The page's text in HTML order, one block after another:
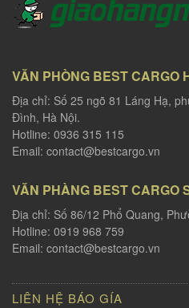
VĂN PHÒNG BEST CARGO
Địa chỉ: Số 25 ngõ 81 Láng Hạ,
Đình, Hà Nội.
Hotline: 0936 315 115
Email: contact@bestcargo.vn
VĂN PHÀNG BEST CARGO
Địa chỉ: Số 86/12 Phổ Quang,
Hotline: 0919 968 759
Email: contact@bestcargo.vn
LIÊN HỆ BÁO GÍA